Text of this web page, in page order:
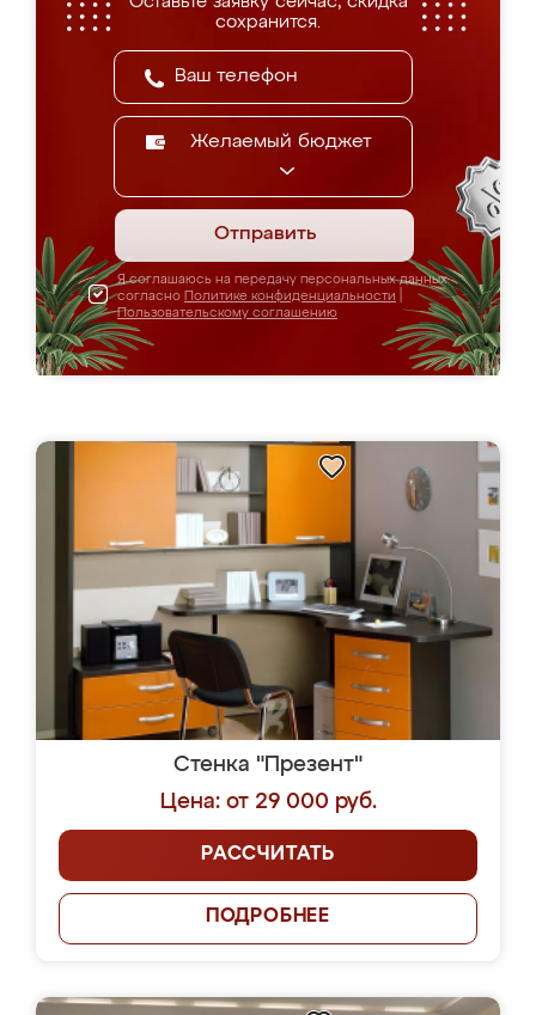
сохранится.
Желаемый бюджет
Отправить
Я соглашаюсь на передачу персональных данных
согласно Политике конфиденциальности
Пользовательскому соглашению
Стенка "Презент"
Цена: от 29 000 руб.
РАССЧИТАТЬ
ПОДРОБНЕЕ